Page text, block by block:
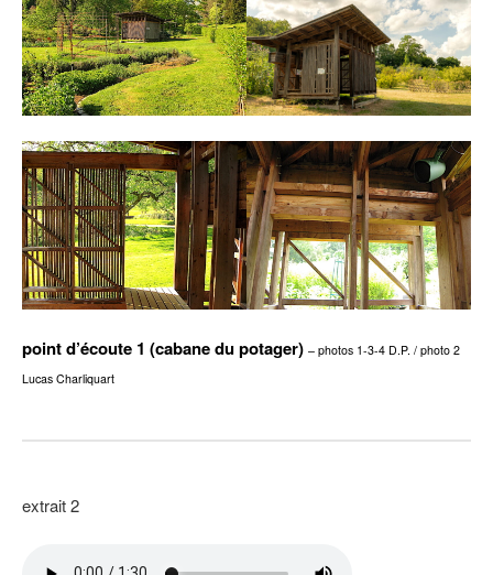
point d’écoute 1 (cabane du potager) – photos 1-3-4 D.P. / photo 2
Lucas Charliquart
extrait 2